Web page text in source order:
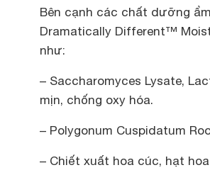
Bên cạnh các chất dưỡng
Dramatically Different™
như:
– Saccharomyces Lysate,
mịn, chống oxy hóa.
– Polygonum Cuspidatum
– Chiết xuất hoa cúc, hạt